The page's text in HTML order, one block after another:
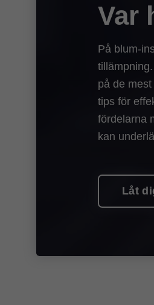
Var
På blum-
på de
tips för
fördelarna
kan
Låt